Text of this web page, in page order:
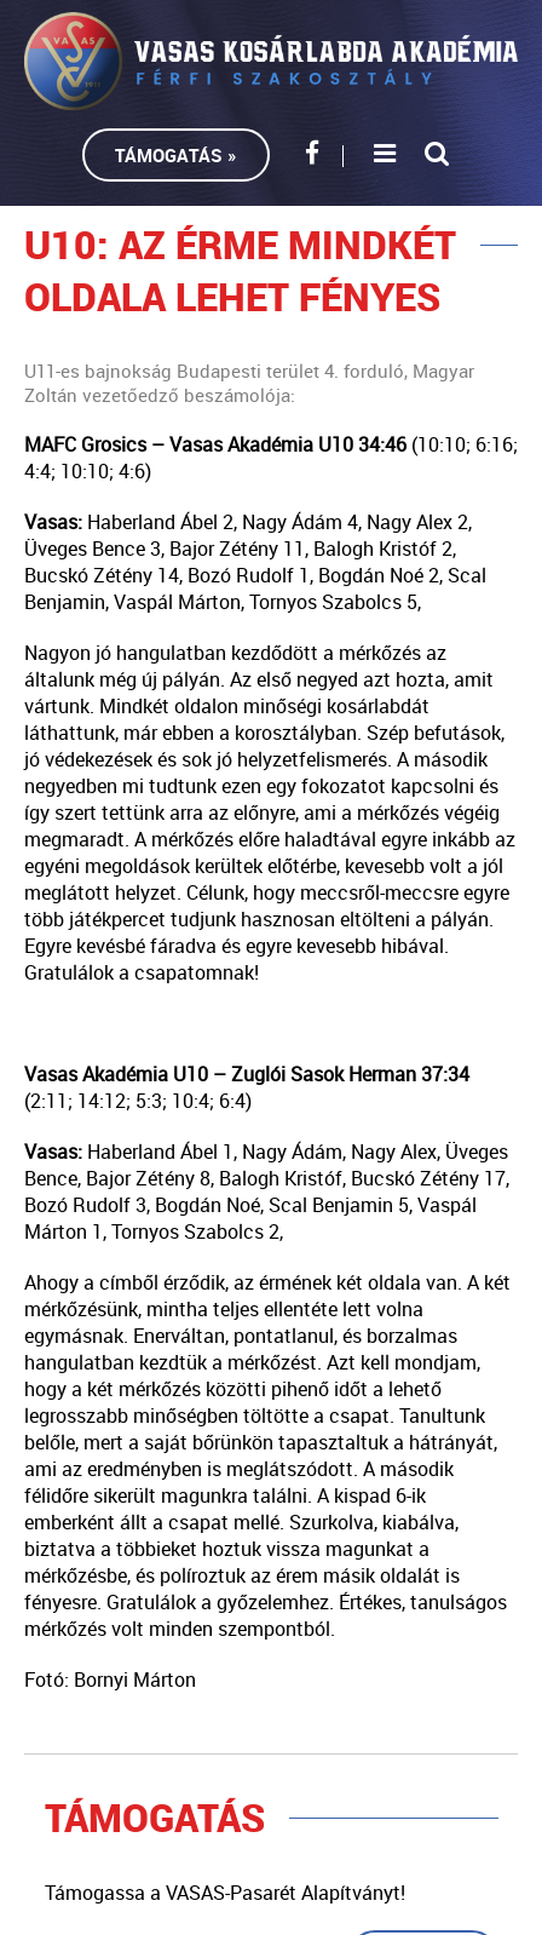
TÁMOGATÁS »
U10: AZ ÉRME MINDKÉT
OLDALA LEHET FÉNYES
U11-es bajnokság Budapesti terület 4. forduló, Magyar
Zoltán vezetőedző beszámolója:
MAFC Grosics – Vasas Akadémia U10 34:46 (10:10; 6:16;
4:4; 10:10; 4:6)
Vasas: Haberland Ábel 2, Nagy Ádám 4, Nagy Alex 2,
Üveges Bence 3, Bajor Zétény 11, Balogh Kristóf 2,
Bucskó Zétény 14, Bozó Rudolf 1, Bogdán Noé 2, Scal
Benjamin, Vaspál Márton, Tornyos Szabolcs 5,
Nagyon jó hangulatban kezdődött a mérkőzés az
általunk még új pályán. Az első negyed azt hozta, amit
vártunk. Mindkét oldalon minőségi kosárlabdát
láthattunk, már ebben a korosztályban. Szép befutások,
jó védekezések és sok jó helyzetfelismerés. A második
negyedben mi tudtunk ezen egy fokozatot kapcsolni és
így szert tettünk arra az előnyre, ami a mérkőzés végéig
megmaradt. A mérkőzés előre haladtával egyre inkább az
egyéni megoldások kerültek előtérbe, kevesebb volt a jól
meglátott helyzet. Célunk, hogy meccsről-meccsre egyre
több játékpercet tudjunk hasznosan eltölteni a pályán.
Egyre kevésbé fáradva és egyre kevesebb hibával.
Gratulálok a csapatomnak!
Vasas Akadémia U10 – Zuglói Sasok Herman 37:34
(2:11; 14:12; 5:3; 10:4; 6:4)
Vasas: Haberland Ábel 1, Nagy Ádám, Nagy Alex, Üveges
Bence, Bajor Zétény 8, Balogh Kristóf, Bucskó Zétény 17,
Bozó Rudolf 3, Bogdán Noé, Scal Benjamin 5, Vaspál
Márton 1, Tornyos Szabolcs 2,
Ahogy a címből érződik, az érmének két oldala van. A két
mérkőzésünk, mintha teljes ellentéte lett volna
egymásnak. Enerváltan, pontatlanul, és borzalmas
hangulatban kezdtük a mérkőzést. Azt kell mondjam,
hogy a két mérkőzés közötti pihenő időt a lehető
legrosszabb minőségben töltötte a csapat. Tanultunk
belőle, mert a saját bőrünkön tapasztaltuk a hátrányát,
ami az eredményben is meglátszódott. A második
félidőre sikerült magunkra találni. A kispad 6-ik
emberként állt a csapat mellé. Szurkolva, kiabálva,
biztatva a többieket hoztuk vissza magunkat a
mérkőzésbe, és políroztuk az érem másik oldalát is
fényesre. Gratulálok a győzelemhez. Értékes, tanulságos
mérkőzés volt minden szempontból.
Fotó: Bornyi Márton
TÁMOGATÁS
Támogassa a VASAS-Pasarét Alapítványt!